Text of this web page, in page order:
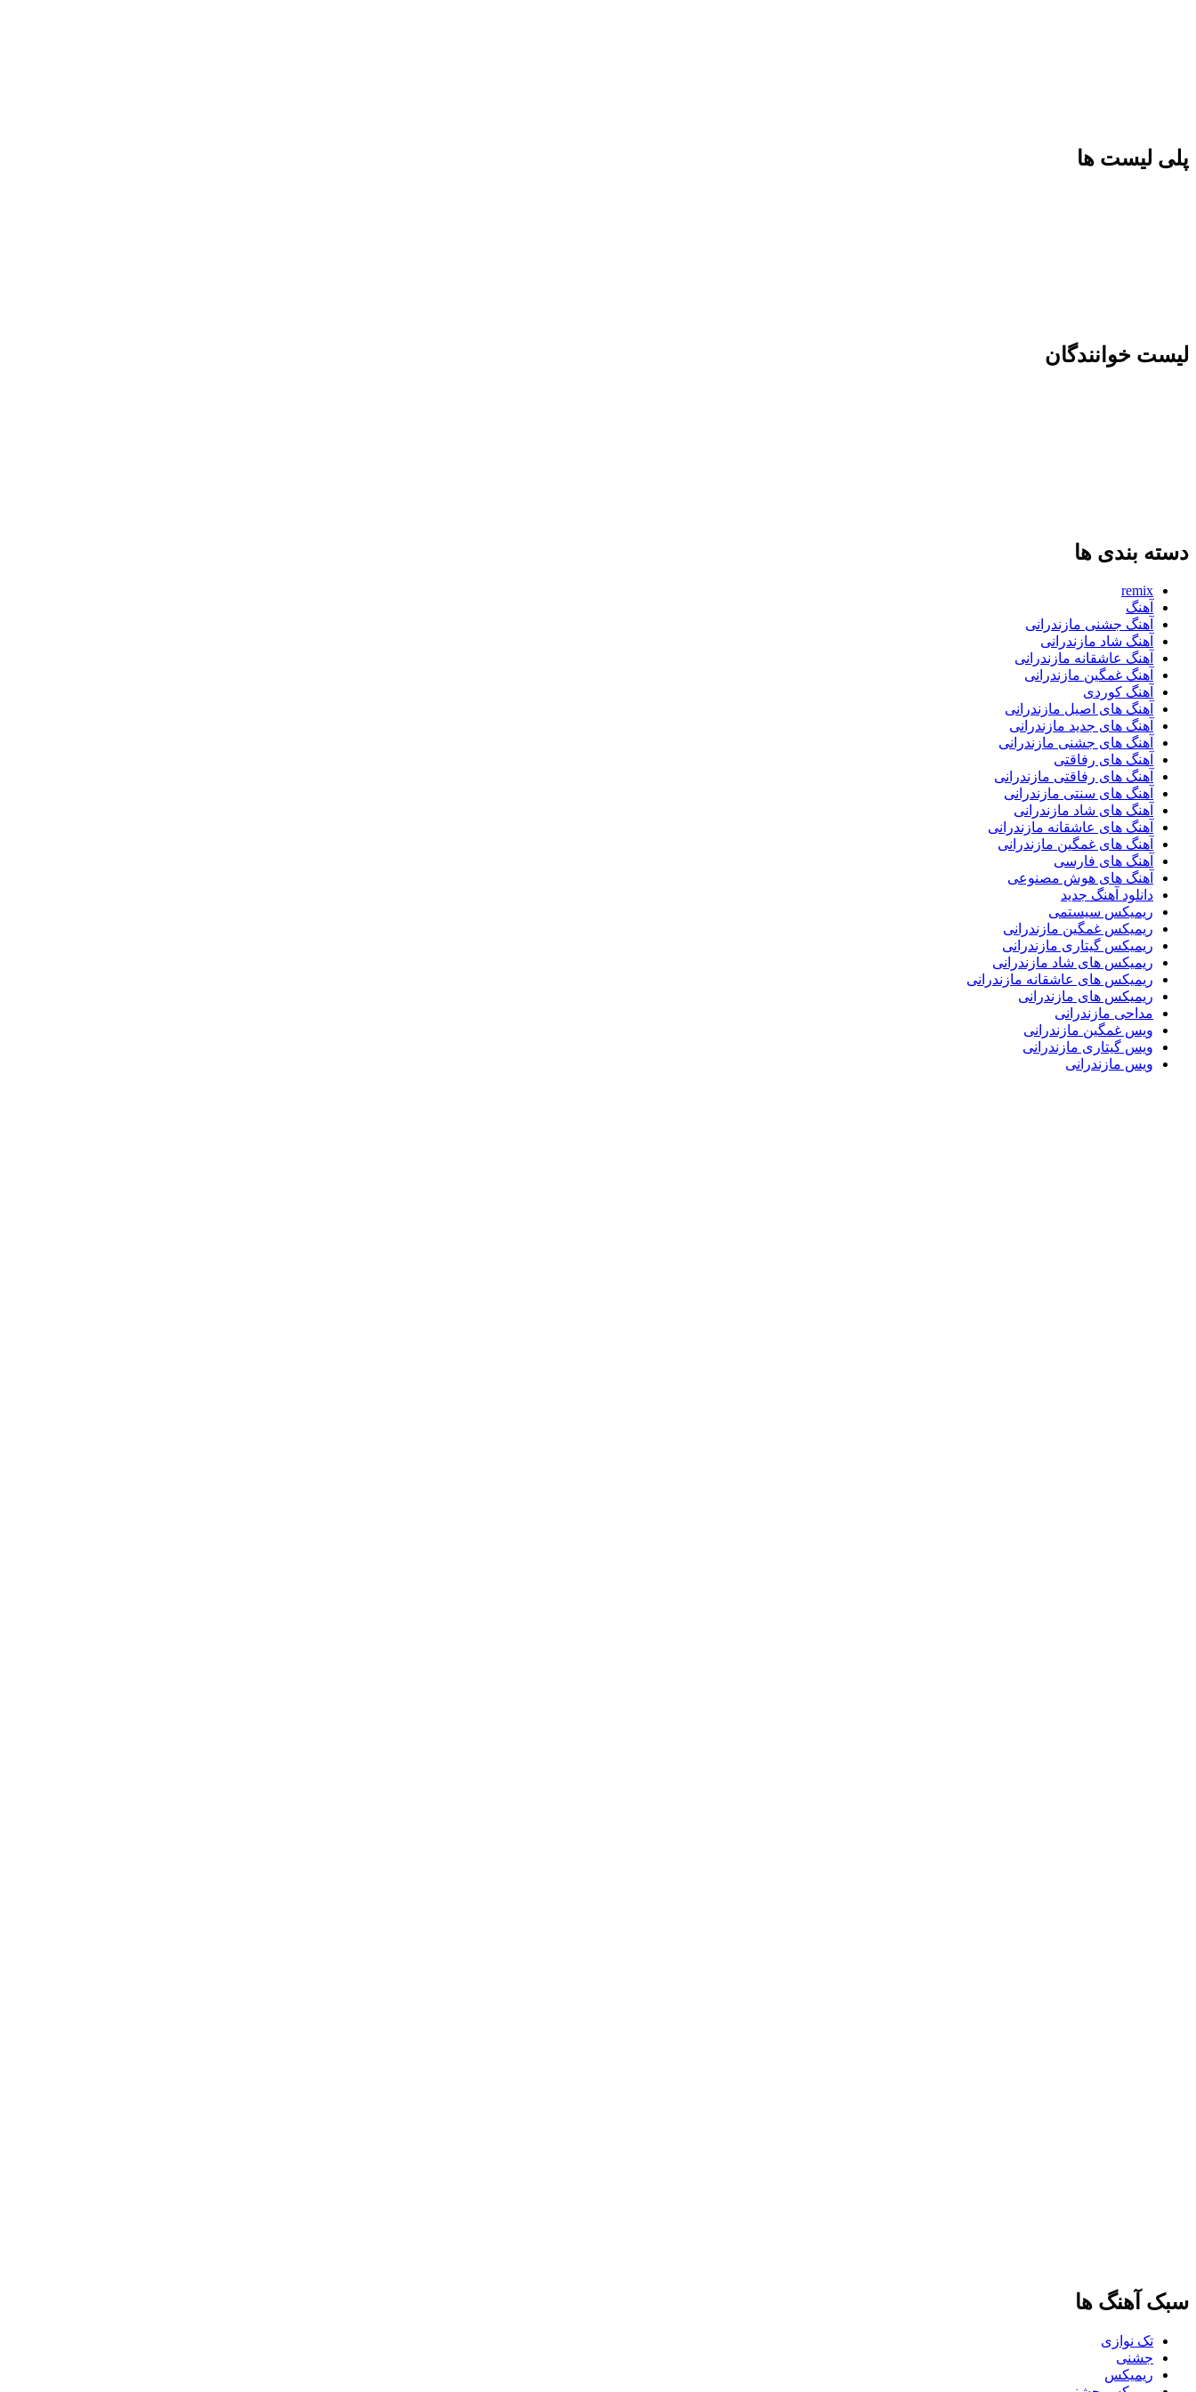
پلی لیست ها
لیست خوانندگان
دسته بندی ها
remix
آهنگ
آهنگ جشنی مازندرانی
آهنگ شاد مازندرانی
آهنگ عاشقانه مازندرانی
آهنگ غمگین مازندرانی
آهنگ کوردی
آهنگ های اصیل مازندرانی
آهنگ های جدید مازندرانی
آهنگ های جشنی مازندرانی
آهنگ های رفاقتی
آهنگ های رفاقتی مازندرانی
آهنگ های سنتی مازندرانی
آهنگ های شاد مازندرانی
آهنگ های عاشقانه مازندرانی
آهنگ های غمگین مازندرانی
آهنگ های فارسی
آهنگ های هوش مصنوعی
دانلود آهنگ جدید
ریمیکس سیستمی
ریمیکس غمگین مازندرانی
ریمیکس گیتاری مازندرانی
ریمیکس های شاد مازندرانی
ریمیکس های عاشقانه مازندرانی
ریمیکس های مازندرانی
مداحی مازندرانی
ویس غمگین مازندرانی
ویس گیتاری مازندرانی
ویس مازندرانی
سبک آهنگ ها
تک نوازی
جشنی
ریمیکس